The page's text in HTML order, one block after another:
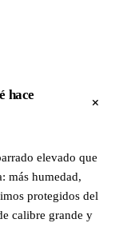
hace
+
elevado que
más humedad,
protegidos del
calibre grande y